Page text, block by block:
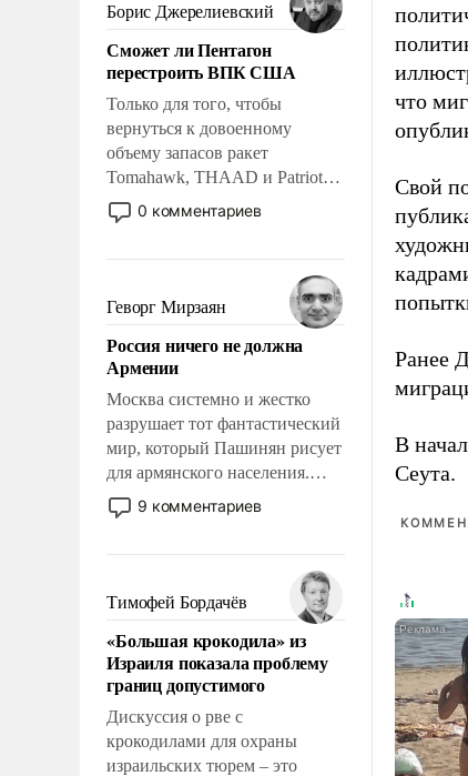
Борис Джерелиевский
Сможет ли Пентагон
перестроить ВПК США
Только для того, чтобы
вернуться к довоенному
объему запасов ракет
Tomahawk, THAAD и Patriot
США потребуется более трех
лет. Даже небольшая война с
Сложившаяся ситуация
означает многолетний период
уязвимости США, например,
перед Китаем.
0 комментариев
Геворг Мирзаян
Россия ничего не должна
Армении
Москва системно и жестко
разрушает тот фантастический
мир, который Пашинян рисует
для армянского населения.
Мир, где этому населению все
должны просто по
политические прожекты будут
беспрекословно оплачиваться
за счет российских
налогоплательщиков и где за
свои поступки не нужно
отвечать.
9 комментариев
Тимофей Бордачёв
«Большая крокодила» из
Израиля показала проблему
границ допустимого
Дискуссия о рве с
крокодилами для охраны
израильских тюрем – это
что
Свой
Ранее
В
Сеута.